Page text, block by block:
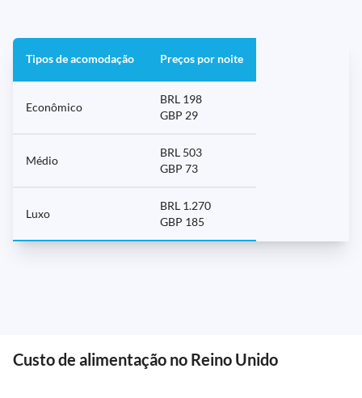
Tipos de acomodação Preços por noite
Econômico
BRL 198
GBP 29
Médio
BRL 503
GBP 73
Luxo
BRL 1.270
GBP 185
Custo de alimentação no Reino Unido